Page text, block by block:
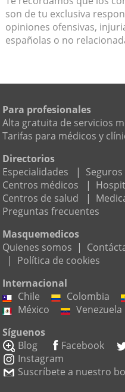
son de tu exclusiva
opiniones ofensivas,
españolas o no
Para profesionales
Alta gratuita de servicios
Tarifas para médicos y
Directorios
Especialidades
|
Centros médicos
|
Centros de salud
|
Preguntas frecuentes
Masquemedicos
Quienes somos |
| Política de cookies
Internacional
Chile
Colombia
México
Venezuela
Síguenos
Blog
Facebook
Instagram
Suscríbete a nuestro